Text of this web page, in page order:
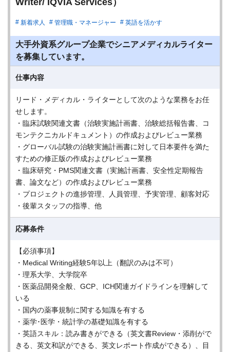
Writer/ IQVIA Services）
新着求人 管理職・マネージャー 英語を活かす
大手外資系グループ企業でシニアメディカルライター
を募集しています。
仕事内容
リード・メディカル・ライターとして次のような業務をお任
せします。
・臨床試験関連文書（治験実施計画書、治験総括報告書、コ
モンテクニカルドキュメント）の作成およびレビュー業務
・グローバル試験の治験実施計画書に対して日本要件を満た
すための修正版の作成およびレビュー業務
・臨床研究・PMS関連文書（実施計画書、安全性定期報告
書、論文など）の作成およびレビュー業務
・プロジェクトの進捗管理、人員管理、予実管理、顧客対応
・後輩スタッフの指導、他
応募条件
【必須事項】
・Medical Writing経験5年以上（翻訳のみは不可）
・理系大学、大学院卒
・医薬品開発全般、GCP、ICH関連ガイドラインを理解して
いる
・国内の薬事規制に関する知識を有する
・薬学･医学・統計学の基礎知識を有する
・英語スキル：読み書きができる（英文書Review・添削がで
きる、英文和訳ができる、英文レポート作成ができる）、目